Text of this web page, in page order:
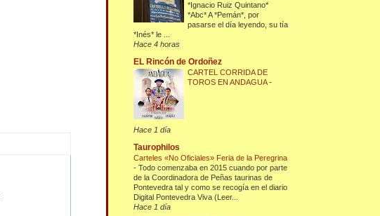
*Ignacio Ruiz Quintano*
*Abc* A *Pemán*, por
pasarse el día leyendo, su tía
*Inés* le ...
Hace 4 horas
EL Rincón de Ordoñez
CARTEL CORRIDA DE
TOROS EN ANDAGUA-
Hace 1 día
Taurophilos
Carteles «No Oficiales» Feria de la Peregrina
-Todo comenzaba en 2015 cuando por parte
de la Coordinadora de Peñas taurinas de
Pontevedra tal y como se recogía en el diario
Digital Pontevedra Viva (Leer...
Hace 1 día